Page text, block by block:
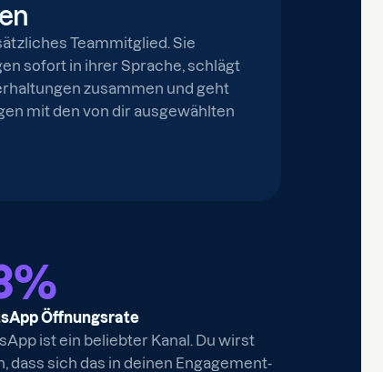
Teammitglied. Sie
sofort in ihrer Sprache, schlägt
zusammen und geht
mit den von dir ausgewählten
%
Öffnungsrate
ist ein beliebter Kanal. Du wirst
dass sich das in deinen Engagement-